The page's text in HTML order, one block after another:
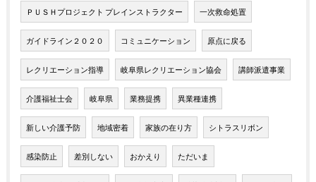
ＰＵＳＨプロジェクト プレインストラクター 一次救命処置
ガイドライン２０２０ コミュニケーション 原点に戻る
レクリエーション指導 岐阜県レクリエーション協会 講師派遣事業
介護福祉士会 岐阜県 業務提携 異業種連携
新しい介護予防 地域密着 家族の在り方 シトラスリボン
感染防止 差別しない おかえり ただいま